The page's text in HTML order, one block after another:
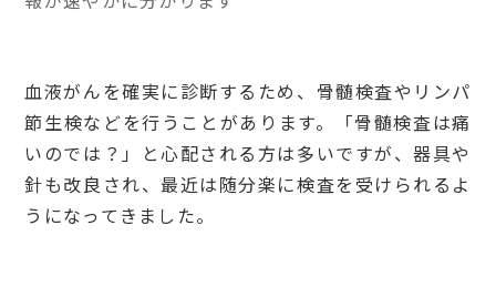
血液がんを確実に診断するため、骨髄検査やリンパ
節生検などを行うことがあります。「骨髄検査は痛
いのでは？」と心配される方は多いですが、器具や
針も改良され、最近は随分楽に検査を受けられるよ
うになってきました。